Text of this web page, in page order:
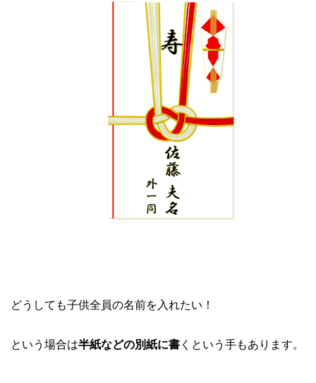
どうしても子供全員の名前を入れたい！
という場合は半紙などの別紙に書 くという手もあります。